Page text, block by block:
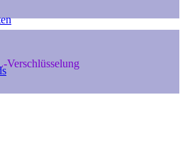
Verschlüsselung